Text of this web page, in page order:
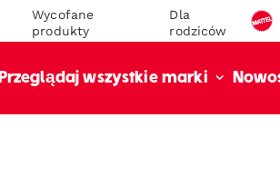
Wycofane
produkty
Dla
rodziców
Przeglądaj wszystkie marki